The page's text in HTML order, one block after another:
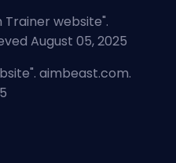
Trainer website".
August 05, 2025
". aimbeast.com.